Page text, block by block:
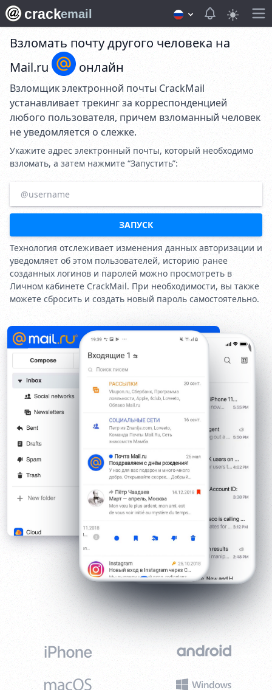
crackemail View
Взломать почту другого человека на
Mail.ru
онлайн
Взломщик электронной почты CrackMail
устанавливает трекинг за корреспонденцией
любого пользователя, причем взломанный человек
не уведомляется о слежке.
Укажите адрес электронный почты, который необходимо
взломать, а затем нажмите “Запустить”:
ЗАПУСК
Технология отслеживает изменения данных авторизации и
уведомляет об этом пользователей, историю ранее
созданных логинов и паролей можно просмотреть в
Личном кабинете CrackMail. При необходимости, вы также
можете сбросить и создать новый пароль самостоятельно.